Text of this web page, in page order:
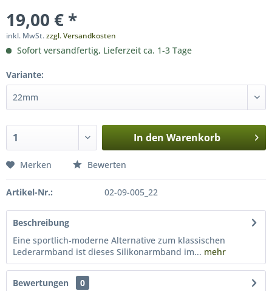
19,00 € *
inkl. MwSt.zzgl. Versandkosten
Sofort versandfertig, Lieferzeit ca. 1-3 Tage
Variante:
In den Warenkorb
Merken Bewerten
Artikel-Nr.: 02-09-005_22
Beschreibung
Eine sportlich-moderne Alternative zum klassischen
Lederarmband ist dieses Silikonarmband im... mehr
Bewertungen
0